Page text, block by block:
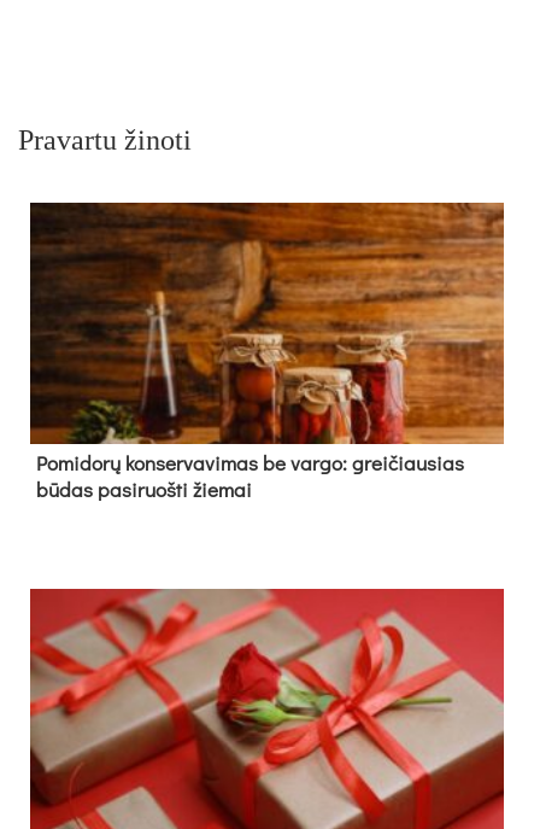
Pravartu žinoti
Pomidorų konservavimas be vargo: greičiausias
būdas pasiruošti žiemai